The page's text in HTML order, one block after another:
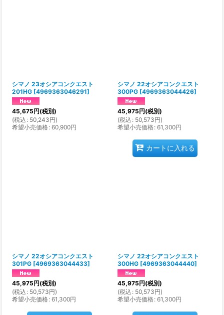
シマノ 23オシアコンクエスト
201HG [4969363046291]
45,675円(税別)
(税込 : 50,243円)
希望小売価格: 60,900円
シマノ 22オシアコンクエスト
300PG [4969363044426]
45,975円(税別)
(税込 : 50,573円)
希望小売価格: 61,300円
カートに入れる
シマノ 22オシアコンクエスト
301PG [4969363044433]
45,975円(税別)
(税込 : 50,573円)
希望小売価格: 61,300円
シマノ 22オシアコンクエスト
300HG [4969363044440]
45,975円(税別)
(税込 : 50,573円)
希望小売価格: 61,300円